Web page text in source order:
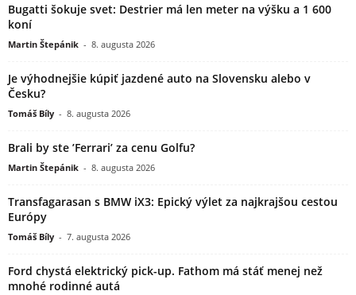
Bugatti šokuje svet: Destrier má len meter na výšku a 1 600
koní
Martin Štepánik - 8. augusta 2026
Je výhodnejšie kúpiť jazdené auto na Slovensku alebo v
Česku?
Tomáš Bíly - 8. augusta 2026
Brali by ste ’Ferrari’ za cenu Golfu?
Martin Štepánik - 8. augusta 2026
Transfagarasan s BMW iX3: Epický výlet za najkrajšou cestou
Európy
Tomáš Bíly - 7. augusta 2026
Ford chystá elektrický pick-up. Fathom má stáť menej než
mnohé rodinné autá